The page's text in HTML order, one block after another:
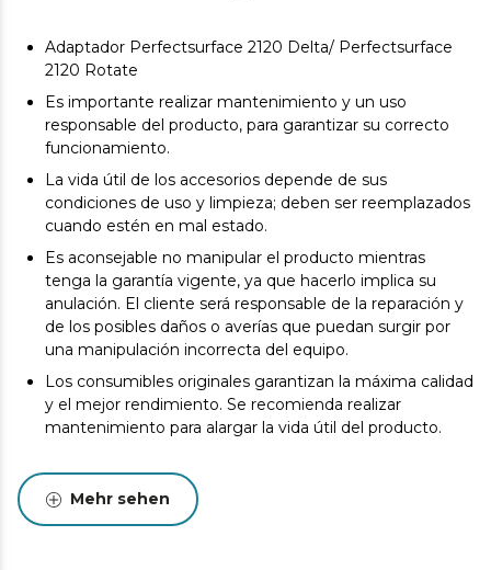
Adaptador Perfectsurface 2120 Delta/ Perfectsurface
2120 Rotate
Es importante realizar mantenimiento y un uso
responsable del producto, para garantizar su correcto
funcionamiento.
La vida útil de los accesorios depende de sus
condiciones de uso y limpieza; deben ser reemplazados
cuando estén en mal estado.
Es aconsejable no manipular el producto mientras
tenga la garantía vigente, ya que hacerlo implica su
anulación. El cliente será responsable de la reparación y
de los posibles daños o averías que puedan surgir por
una manipulación incorrecta del equipo.
Los consumibles originales garantizan la máxima calidad
y el mejor rendimiento. Se recomienda realizar
mantenimiento para alargar la vida útil del producto.
Mehr sehen